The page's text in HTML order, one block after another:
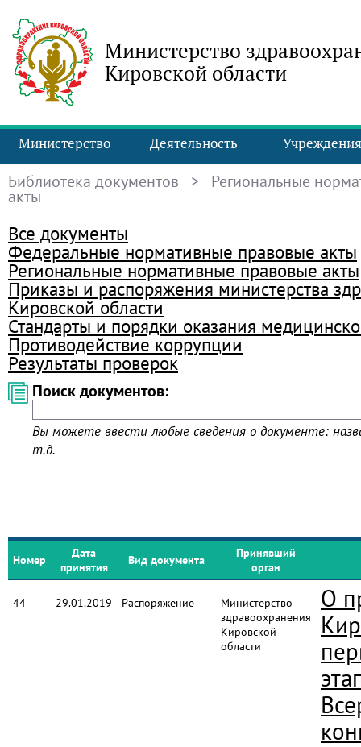
Министерство
Кировской области
Министерство Деятельность Учреждения
Библиотека документов > Региональные
акты
Все документы
Федеральные нормативные правовые акты
Региональные нормативные правовые акты
Приказы и распоряжения министерства
Кировской области
Стандарты и порядки оказания
Противодействие коррупции
Результаты проверок
Поиск документов:
Вы можете ввести любые сведения о документе:
т.д.
Номер
Дата
принятия
Вид документа
Принявший
орган
44 29.01.2019 Распоряжение
Министерство
здравоохранения
Кировской
области
О